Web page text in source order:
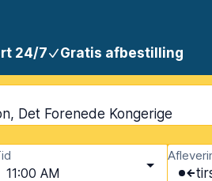
24/7 Gratis afbestilling
Det Forenede Kongerige
11:00 AM